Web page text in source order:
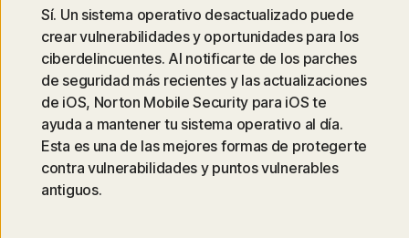
Sí. Un sistema operativo desactualizado puede
crear vulnerabilidades y oportunidades para los
ciberdelincuentes. Al notificarte de los parches
de seguridad más recientes y las actualizaciones
de iOS, Norton Mobile Security para iOS te
ayuda a mantener tu sistema operativo al día.
Esta es una de las mejores formas de protegerte
contra vulnerabilidades y puntos vulnerables
antiguos.